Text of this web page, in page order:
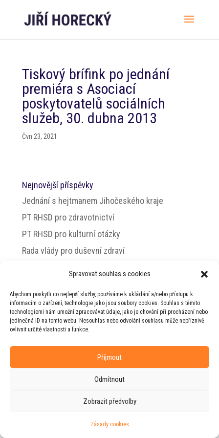
Spravovat souhlas s cookies
Abychom poskytli co nejlepší služby, používáme k ukládání a/nebo přístupu k
informacím o zařízení, technologie jako jsou soubory cookies. Souhlas s těmito
technologiemi nám umožní zpracovávat údaje, jako je chování při procházení nebo
jedinečná ID na tomto webu. Nesouhlas nebo odvolání souhlasu může nepříznivě
ovlivnit určité vlastnosti a funkce.
Příjmout
Odmítnout
Zobrazit předvolby
Zásady cookies
Tiskový brífink po jednání
premiéra s Asociací
poskytovatelů sociálních
služeb, 30. dubna 2013
Čvn 23, 2021
Nejnovější příspěvky
Jednání s hejtmanem Jihočeského kraje
PT RHSD pro zdravotnictví
PT RHSD pro kulturní otázky
Rada vlády pro duševní zdraví
© 2026 Jiří Horecký – Osobní stránky Jiřího
Horeckého
Web vytvořila firma